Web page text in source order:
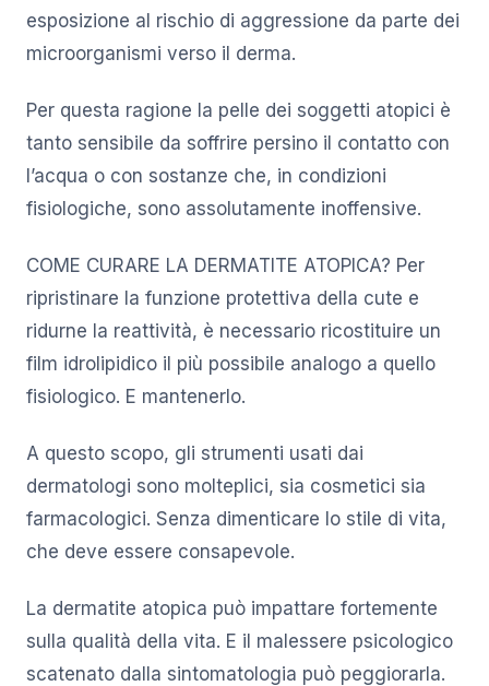
esposizione al rischio di aggressione da parte dei
microorganismi verso il derma.
Per questa ragione la pelle dei soggetti atopici è
tanto sensibile da soffrire persino il contatto con
l’acqua o con sostanze che, in condizioni
fisiologiche, sono assolutamente inoffensive.
COME CURARE LA DERMATITE ATOPICA? Per
ripristinare la funzione protettiva della cute e
ridurne la reattività, è necessario ricostituire un
film idrolipidico il più possibile analogo a quello
fisiologico. E mantenerlo.
A questo scopo, gli strumenti usati dai
dermatologi sono molteplici, sia cosmetici sia
farmacologici. Senza dimenticare lo stile di vita,
che deve essere consapevole.
La dermatite atopica può impattare fortemente
sulla qualità della vita. E il malessere psicologico
scatenato dalla sintomatologia può peggiorarla.